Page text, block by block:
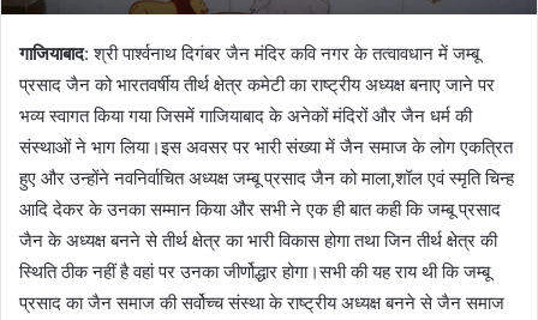
गाजियाबाद: श्री पार्श्वनाथ दिगंबर जैन मंदिर कवि नगर के तत्वावधान में जम्बू
प्रसाद जैन को भारतवर्षीय तीर्थ क्षेत्र कमेटी का राष्ट्रीय अध्यक्ष बनाए जाने पर
भव्य स्वागत किया गया जिसमें गाजियाबाद के अनेकों मंदिरों और जैन धर्म की
संस्थाओं ने भाग लिया।इस अवसर पर भारी संख्या में जैन समाज के लोग एकत्रित
हुए और उन्होंने नवनिर्वाचित अध्यक्ष जम्बू प्रसाद जैन को माला,शॉल एवं स्मृति चिन्ह
आदि देकर के उनका सम्मान किया और सभी ने एक ही बात कही कि जम्बू प्रसाद
जैन के अध्यक्ष बनने से तीर्थ क्षेत्र का भारी विकास होगा तथा जिन तीर्थ क्षेत्र की
स्थिति ठीक नहीं है वहां पर उनका जीर्णोद्धार होगा।सभी की यह राय थी कि जम्बू
प्रसाद का जैन समाज की सर्वोच्च संस्था के राष्ट्रीय अध्यक्ष बनने से जैन समाज